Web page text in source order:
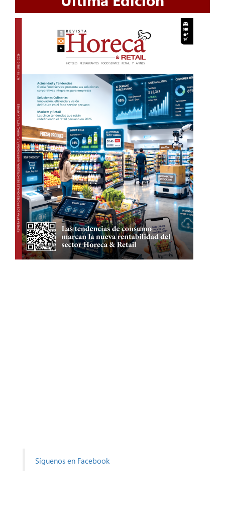
Síguenos en Facebook